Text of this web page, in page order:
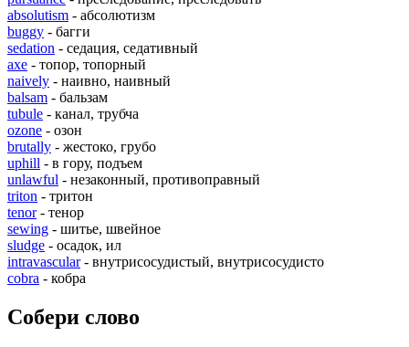
absolutism - абсолютизм
buggy - багги
sedation - седация, седативный
axe - топор, топорный
naively - наивно, наивный
balsam - бальзам
tubule - канал, трубча
ozone - озон
brutally - жестоко, грубо
uphill - в гору, подъем
unlawful - незаконный, противоправный
triton - тритон
tenor- тенор
sewing - шитье, швейное
sludge - осадок, ил
intravascular- внутрисосудистый, внутрисосудисто
cobra - кобра
Собери слово